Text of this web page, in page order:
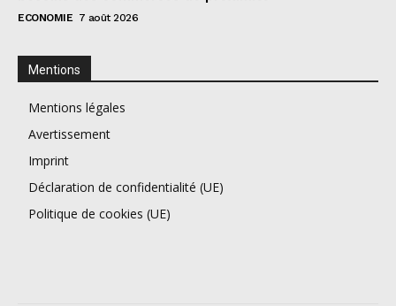
ECONOMIE 7 août 2026
Mentions
Mentions légales
Avertissement
Imprint
Déclaration de confidentialité (UE)
Politique de cookies (UE)